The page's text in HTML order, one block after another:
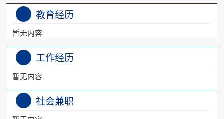
教育经历
暂无内容
工作经历
暂无内容
社会兼职